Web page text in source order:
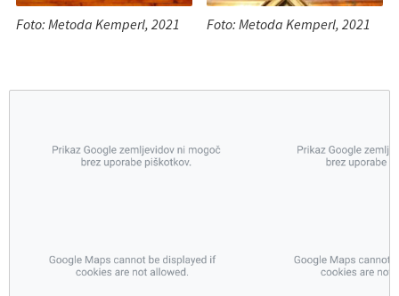
Foto: Metoda Kemperl, 2021 Foto: Metoda Kemperl, 2021